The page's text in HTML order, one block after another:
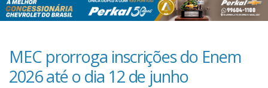
Anuncie
MEC prorroga inscrições do Enem
2026 até o dia 12 de junho